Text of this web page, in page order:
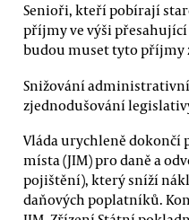
Senioři, kteří pobírají
příjmy ve výši
budou muset tyto příjmy
Snižování
zjednodušování
Vláda urychleně
místa (JIM) pro daně a
pojištění), který sníží
daňových poplatníků.